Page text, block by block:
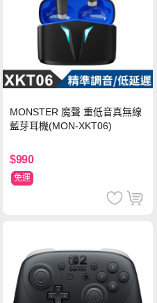
MONSTER 魔聲 重低音真無線
藍芽耳機(MON-XKT06)
$990
免運